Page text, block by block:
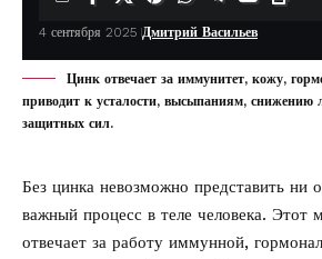
4 сентября 2025 Дмитрий Васильев
Цинк отвечает за иммунитет, кожу,
приводит к усталости, высыпаниям, снижению
защитных сил.
Без цинка невозможно представить ни
важный процесс в теле человека. Этот
отвечает за работу иммунной,